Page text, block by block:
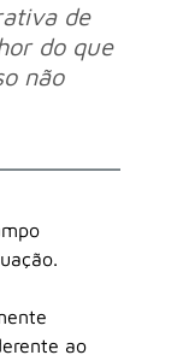
de
do que
não
ao